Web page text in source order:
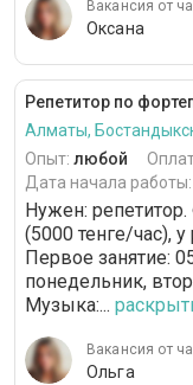
Вакансия от
Оксана
Репетитор по
Алматы,
Опыт: любой
Дата начала работы:
Нужен:
(5000 тенге/час),
Первое занятие:
понедельник,
Музыка:...
Вакансия от
Ольга